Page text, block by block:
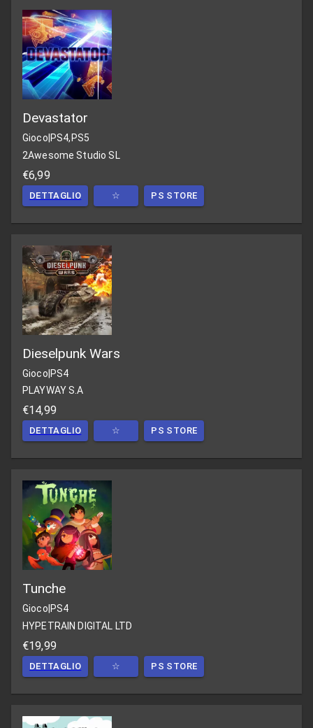
Devastator
Gioco PS4,PS5
2Awesome Studio SL
€6,99
DETTAGLIO ☆ PS STORE
Dieselpunk Wars
Gioco|PS4
PLAYWAY S.A
€14,99
DETTAGLIO ☆ PS STORE
Tunche
Gioco PS4
HYPETRAIN DIGITAL LTD
€19,99
DETTAGLIO ☆ PS STORE